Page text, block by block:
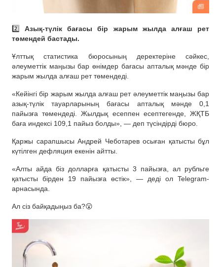
2️⃣Азық-түлік бағасы бір жарым жылда алғаш рет
төмендей бастады.
Ұлттық статистика бюросының деректеріне сәйкес,
әлеуметтік маңызы бар өнімдер бағасы апталық мәнде бір
жарым жылда алғаш рет төмендеді.
«Кейінгі бір жарым жылда алғаш рет әлеуметтік маңызы бар
азық-түлік тауарларының бағасы апталық мәнде 0,1
пайызға төмендеді. Жылдық есеппен есептегенде, ЖҚТБ
баға индексі 109,1 пайыз болды», — деп түсіндірді бюро.
Қаржы сарапшысы Андрей Чеботарев осыған қатысты бұл
күтілген дефляция екенін айтты.
«Алты айда біз долларға қатысты 3 пайызға, ал рубльге
қатысты бірден 19 пайызға өстік», — деді ол Telegram-
арнасында.
Ал сіз байқадыңыз ба?😮